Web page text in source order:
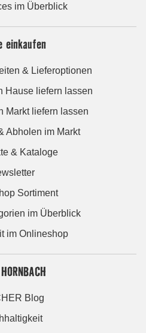
im Überblick
einkaufen
& Lieferoptionen
Hause liefern lassen
Markt liefern lassen
Abholen im Markt
& Kataloge
Sortiment
im Überblick
im Onlineshop
Blog